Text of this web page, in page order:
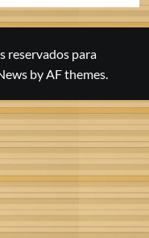
reservados para
by AF themes.